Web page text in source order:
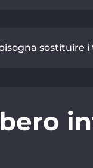
sostituire